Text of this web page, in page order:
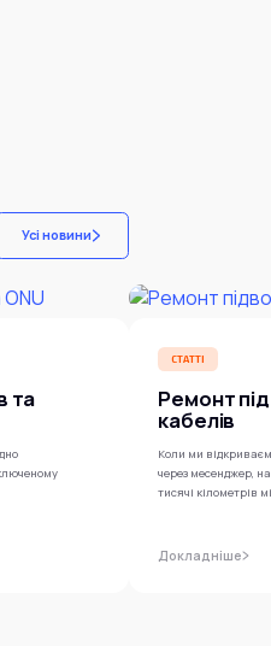
Усі новини
та
СТАТТІ
Ремонт
кабелів
Коли ми
через месенджер,
тисячі кілометрів
Докладніше